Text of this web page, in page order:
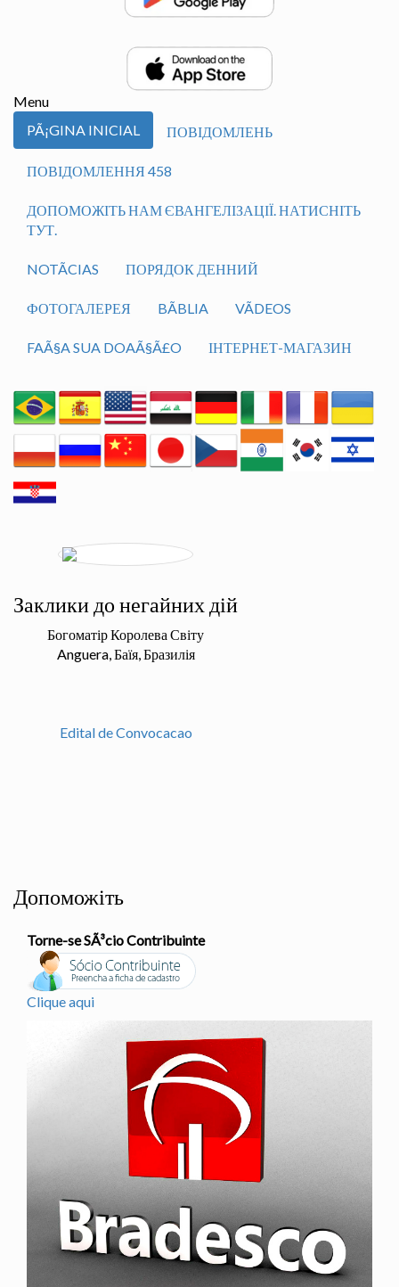
Menu
PÃ¡GINA INICIAL
ПОВІДОМЛЕНЬ
ПОВІДОМЛЕННЯ 458
ДОПОМОЖІТЬ НАМ ЄВАНГЕЛІЗАЦІЇ. НАТИСНІТЬ
ТУТ.
NOTÃ­CIAS ПОРЯДОК ДЕННИЙ
ФОТОГАЛЕРЕЯ BÃ­BLIA VÃ­DEOS
FAÃ§A SUA DOAÃ§Ã£O ІНТЕРНЕТ-МАГАЗИН
Заклики до негайних дій
Богоматір Королева Світу
Anguera, Баїя, Бразилія
Edital de Convocacao
Допоможіть
Torne-se SÃ³cio Contribuinte
Clique aqui